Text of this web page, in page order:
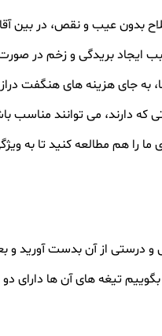
بدون عیب و نقص، در بین
ایجاد بریدگی و زخم در
به جای هزینه های هنگفت
که دارند، می توانند
را هم مطالعه کنید تا
از آن بدست آورید و
تیغه های آن ها دارای